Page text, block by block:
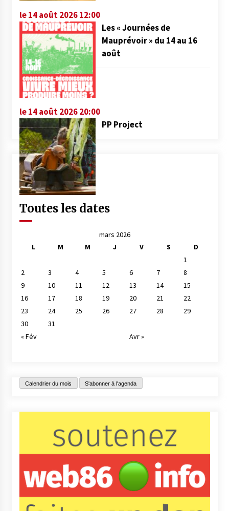
le 14 août 2026 12:00
Les « Journées de
Mauprévoir » du 14 au 16
août
le 14 août 2026 20:00
PP Project
Toutes les dates
mars 2026
L
M M J V S
D
1
2
3 4 5 6 7
8
9
10 11 12 13 14
15
16
17 18 19 20 21
22
23
24 25 26 27 28
29
30
31
« Fév
Avr »
Calendrier du mois S'abonner à l'agenda